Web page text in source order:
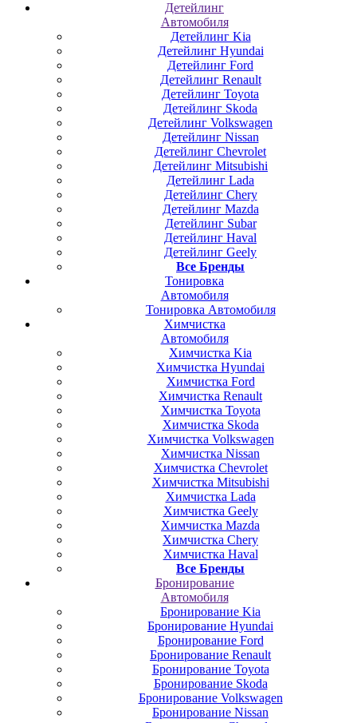
Детейлинг
Автомобиля
Детейлинг Kia
Детейлинг Hyundai
Детейлинг Ford
Детейлинг Renault
Детейлинг Toyota
Детейлинг Skoda
Детейлинг Volkswagen
Детейлинг Nissan
Детейлинг Chevrolet
Детейлинг Mitsubishi
Детейлинг Lada
Детейлинг Chery
Детейлинг Mazda
Детейлинг Subar
Детейлинг Haval
Детейлинг Geely
Все Бренды
Тонировка
Автомобиля
Тонировка Автомобиля
Химчистка
Автомобиля
Химчистка Kia
Химчистка Hyundai
Химчистка Ford
Химчистка Renault
Химчистка Toyota
Химчистка Skoda
Химчистка Volkswagen
Химчистка Nissan
Химчистка Chevrolet
Химчистка Mitsubishi
Химчистка Lada
Химчистка Geely
Химчистка Mazda
Химчистка Chery
Химчистка Haval
Все Бренды
Бронирование
Автомобиля
Бронирование Kia
Бронирование Hyundai
Бронирование Ford
Бронирование Renault
Бронирование Toyota
Бронирование Skoda
Бронирование Volkswagen
Бронирование Nissan